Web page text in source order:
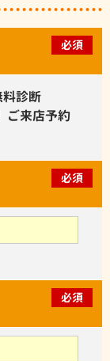
必須
診断
ご来店予約
必須
必須